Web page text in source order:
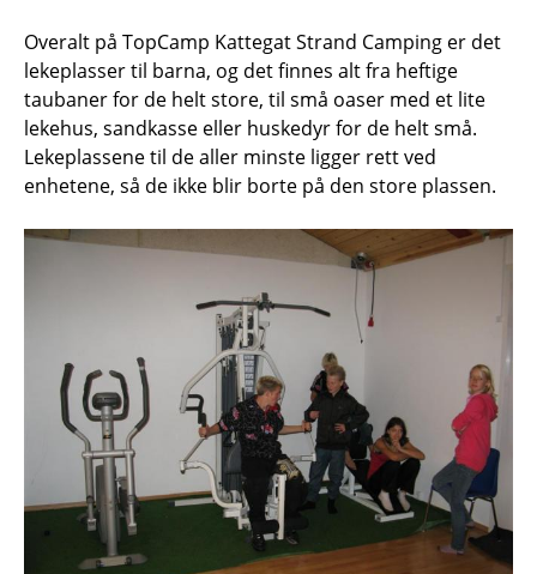
Overalt på TopCamp Kattegat Strand Camping er det
lekeplasser til barna, og det finnes alt fra heftige
taubaner for de helt store, til små oaser med et lite
lekehus, sandkasse eller huskedyr for de helt små.
Lekeplassene til de aller minste ligger rett ved
enhetene, så de ikke blir borte på den store plassen.